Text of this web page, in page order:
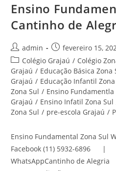
Ensino
Cantinho de
Autor
do
post:
admin
Post
publicado:
fevereiro 15,
Categoria
do
post:
Colégio Grajaú / Colégio
Grajaú / Educação Básica Zona
Grajaú / Educação Infantil
Zona Sul / Ensino Fundamentla
Grajaú / Ensino Infatil Zona Sul
Zona Sul / pre-escola Grajaú /
Ensino Fundamental Zona Sul
Facebook (11) 5932-6896 |
WhatsAppCantinho de